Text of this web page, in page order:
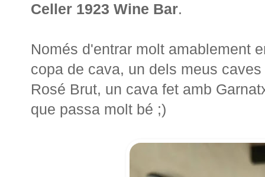
Celler 1923 Wine Bar.
Només d'entrar molt amablement
copa de cava, un dels meus
Rosé Brut, un cava fet amb
que passa molt bé ;)